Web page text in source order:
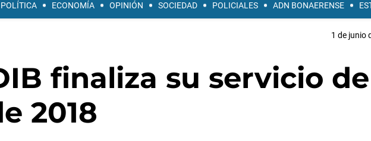
POLÍTICA ECONOMÍA OPINIÓN SOCIEDAD POLICIALES ADN BONAERENSE
1 de junio
finaliza su servicio de
2018